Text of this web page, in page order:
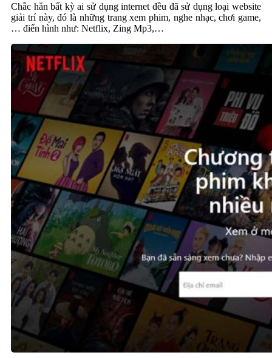
Chắc hẳn bất kỳ ai sử dụng internet đều đã sử dụng loại website
giải trí này, đó là những trang xem phim, nghe nhạc, chơi game,
… điển hình như: Netflix, Zing Mp3,…